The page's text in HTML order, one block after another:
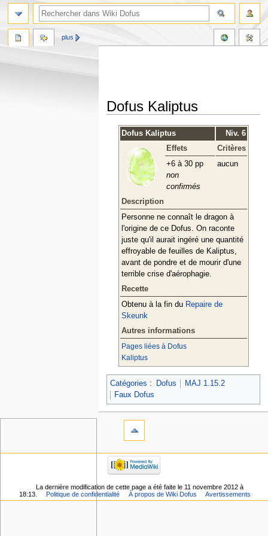
Dofus Kaliptus
navigation
recherche
Dofus Kaliptus
Niv. 6
Effets
Critères
+6 à 30 pp
non
confirmés
aucun
Description
Personne ne connaît le dragon à
l'origine de ce Dofus. On raconte
juste qu'il aurait ingéré une quantité
effroyable de feuilles de Kaliptus,
avant de pondre et de mourir d'une
terrible crise d'aérophagie.
Recette
Obtenu à la fin du Repaire de
Skeunk
Autres informations
Pages liées à Dofus
Kaliptus
Catégories : Dofus
MAJ 1.15.2
Faux Dofus
plus
La dernière modification de cette page a été faite le 11 novembre 2012 à
18:13.
Politique de confidentialité À propos de Wiki Dofus Avertissements